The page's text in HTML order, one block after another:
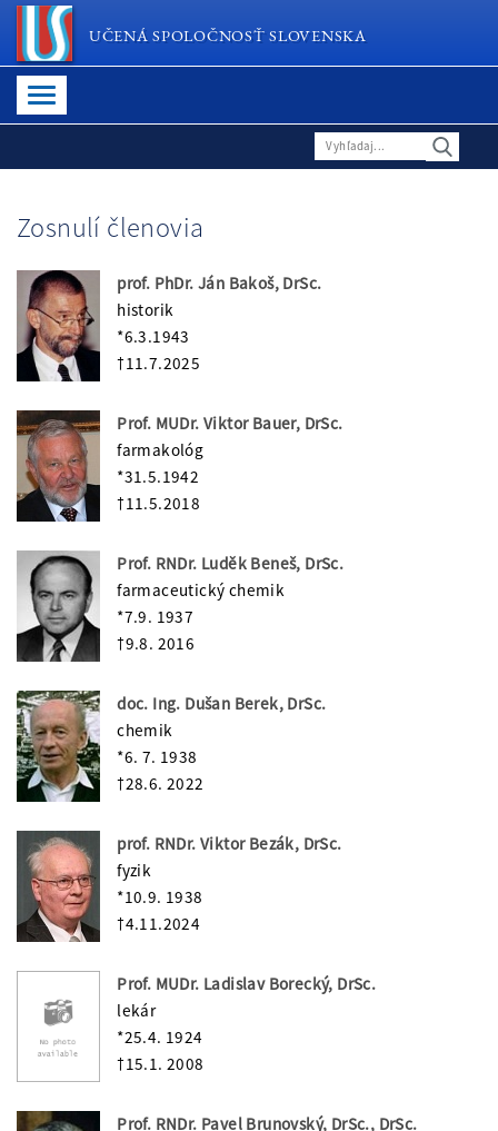
UČENÁ SPOLOČNOSŤ SLOVENSKA
Zosnulí členovia
prof. PhDr. Ján Bakoš, DrSc.
historik
*6.3.1943
†11.7.2025
Prof. MUDr. Viktor Bauer, DrSc.
farmakológ
*31.5.1942
†11.5.2018
Prof. RNDr. Luděk Beneš, DrSc.
farmaceutický chemik
*7.9. 1937
†9.8. 2016
doc. Ing. Dušan Berek, DrSc.
chemik
*6. 7. 1938
†28.6. 2022
prof. RNDr. Viktor Bezák, DrSc.
fyzik
*10.9. 1938
†4.11.2024
Prof. MUDr. Ladislav Borecký, DrSc.
lekár
*25.4. 1924
†15.1. 2008
Prof. RNDr. Pavel Brunovský, DrSc., DrSc.